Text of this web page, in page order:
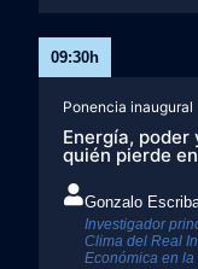
09:30h
Ponencia inaugural
Energía, poder
quién pierde
Gonzalo
Investigador
Clima del Real
Económica en la